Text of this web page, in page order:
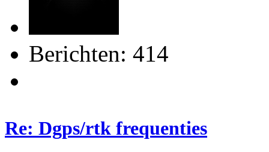
Berichten: 414
Re: Dgps/rtk frequenties